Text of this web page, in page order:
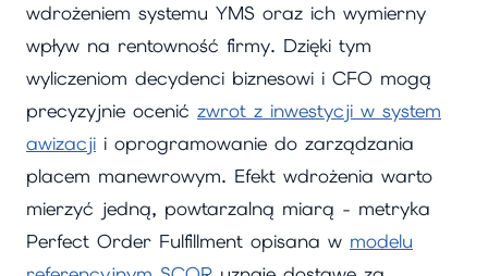
wdrożeniem systemu YMS oraz ich wymierny
wpływ na rentowność firmy. Dzięki tym
wyliczeniom decydenci biznesowi i CFO mogą
precyzyjnie ocenić zwrot z inwestycji w system
awizacji i oprogramowanie do zarządzania
placem manewrowym. Efekt wdrożenia warto
mierzyć jedną, powtarzalną miarą - metryka
Perfect Order Fulfillment opisana w modelu